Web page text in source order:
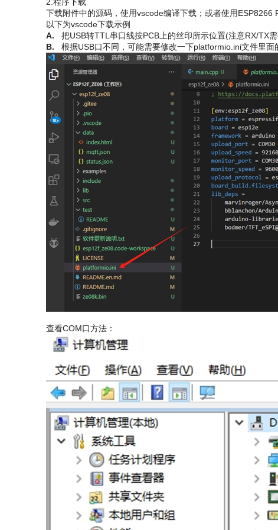
下载附件中的源码，使用vscode编译下载；或者使用ESP8266
以下为vscode下载示例
A. 把USB转TTL串口线按PCB上的丝印所示位置(注意RX/TX
B. 根据USB口不同，可能需要修改一下platformio.ini文件里面
查看COM口方法：